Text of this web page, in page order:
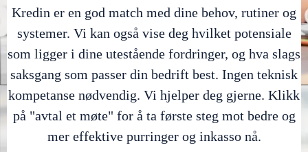
Kredin er en god match med dine behov, rutiner og
systemer. Vi kan også vise deg hvilket potensiale
som ligger i dine utestående fordringer, og hva slags
saksgang som passer din bedrift best. Ingen teknisk
kompetanse nødvendig. Vi hjelper deg gjerne. Klikk
på "avtal et møte" for å ta første steg mot bedre og
mer effektive purringer og inkasso nå.